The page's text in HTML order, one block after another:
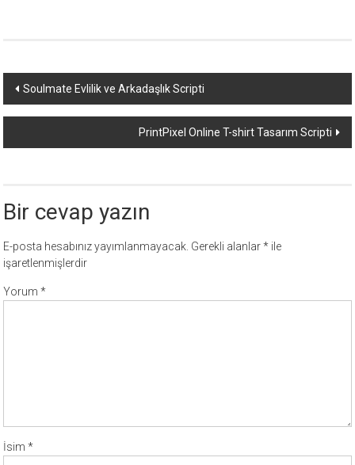
Yazı
dolaşımı
Soulmate Evlilik ve Arkadaşlık Scripti
PrintPixel Online T-shirt Tasarım Scripti
Bir cevap yazın
E-posta hesabınız yayımlanmayacak. Gerekli alanlar* ile
işaretlenmişlerdir
Yorum*
İsim*